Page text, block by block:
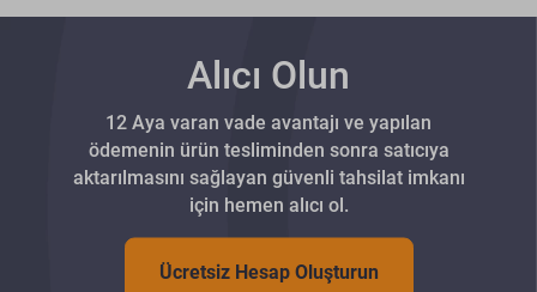
Alıcı Olun
12 Aya varan vade avantajı ve yapılan
ödemenin ürün tesliminden sonra satıcıya
aktarılmasını sağlayan güvenli tahsilat imkanı
için hemen alıcı ol.
Ücretsiz Hesap Oluşturun